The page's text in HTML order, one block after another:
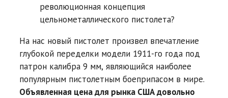
революционная концепция
цельнометаллического пистолета?
На нас новый пистолет произвел впечатление
глубокой переделки модели 1911-го года под
патрон калибра 9 мм, являющийся наиболее
популярным пистолетным боеприпасом в мире.
Объявленная цена для рынка США довольно